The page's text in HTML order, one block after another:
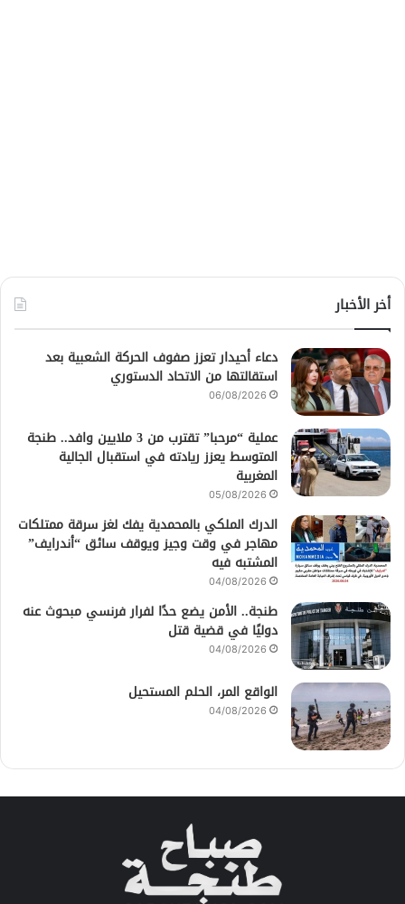
أخر الأخبار
دعاء أحيدار تعزز صفوف الحركة الشعبية بعد
استقالتها من الاتحاد الدستوري
06/08/2026
عملية “مرحبا” تقترب من 3 ملايين وافد.. طنجة
المتوسط يعزز ريادته في استقبال الجالية
المغربية
05/08/2026
الدرك الملكي بالمحمدية يفك لغز سرقة ممتلكات
مهاجر في وقت وجيز ويوقف سائق “أندرايف”
المشتبه فيه
04/08/2026
طنجة.. الأمن يضع حدًا لفرار فرنسي مبحوث عنه
دوليًا في قضية قتل
04/08/2026
الواقع المر، الحلم المستحيل
04/08/2026